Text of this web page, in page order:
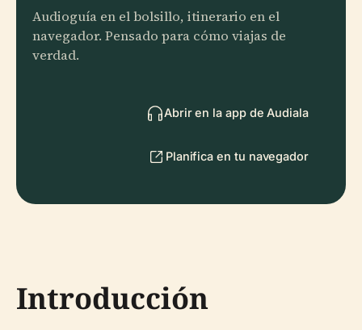
Audioguía en el bolsillo, itinerario en el
navegador. Pensado para cómo viajas de
verdad.
Abrir en la app de Audiala
Planifica en tu navegador
Introducción